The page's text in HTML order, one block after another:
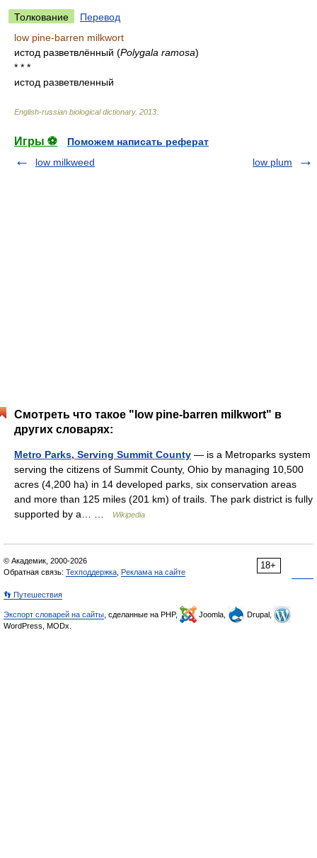
Толкование
Перевод
low pine-barren milkwort
истод разветвлённый (Polygala ramosa)
* * *
истод разветвленный
English-russian biological dictionary. 2013
Игры ⚽
Поможем написать реферат
low milkweed
low plum
Смотреть что такое "low pine-barren milkwort" в
других словарях:
Metro Parks, Serving Summit County — is a Metroparks system
serving the citizens of Summit County, Ohio by managing 10,500
acres (4,200 ha) in 14 developed parks, six conservation areas
and more than 125 miles (201 km) of trails. The park district is fully
supported by a… …
Wikipedia
18+
© Академик, 2000-2026
Обратная связь: Техподдержка Реклама на сайте
👣 Путешествия
Экспорт словарей на сайты , сделанные на PHP, Joomla,
Drupal,
WordPress, MODx.